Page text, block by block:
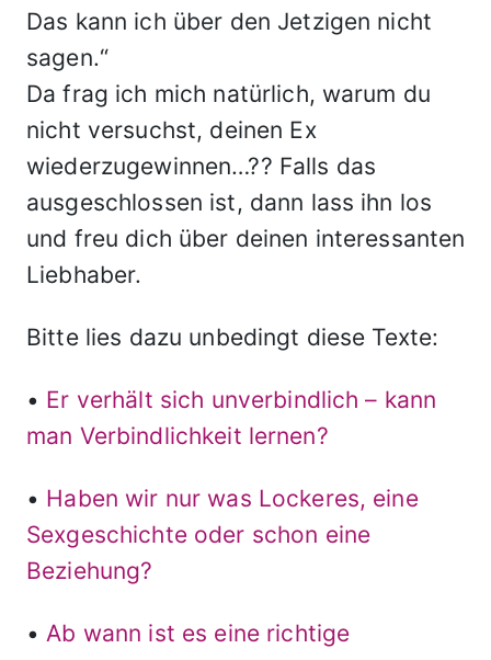
Das kann ich über den Jetzigen nicht
sagen.“
Da frag ich mich natürlich, warum du
nicht versuchst, deinen Ex
wiederzugewinnen…?? Falls das
ausgeschlossen ist, dann lass ihn los
und freu dich über deinen interessanten
Liebhaber.
Bitte lies dazu unbedingt diese Texte:
• Er verhält sich unverbindlich – kann
man Verbindlichkeit lernen?
• Haben wir nur was Lockeres, eine
Sexgeschichte oder schon eine
Beziehung?
•Ab wann ist es eine richtige